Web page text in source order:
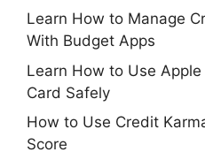
Learn How to Manage
With Budget Apps
Learn How to Use
Card Safely
How to Use Credit
Score